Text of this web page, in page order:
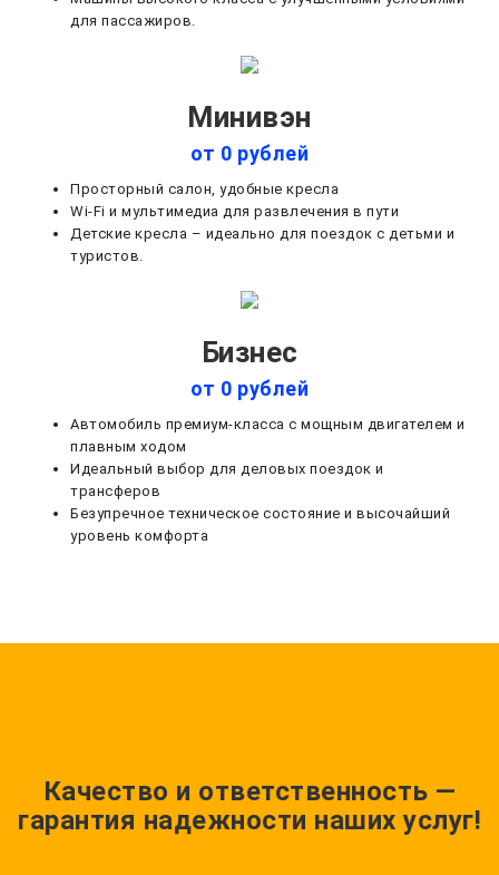
для пассажиров.
Минивэн
от 0 рублей
Просторный салон, удобные кресла
Wi-Fi и мультимедиа для развлечения в пути
Детские кресла – идеально для поездок с детьми и
туристов.
Бизнес
от 0 рублей
Автомобиль премиум-класса с мощным двигателем и
плавным ходом
Идеальный выбор для деловых поездок и
трансферов
Безупречное техническое состояние и высочайший
уровень комфорта
Качество и ответственность —
гарантия надежности наших услуг!